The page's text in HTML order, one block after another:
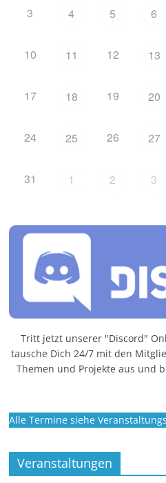
3 4 5 6
10 11 12 13
17 18 19 20
24 25 26 27
31 1 2 3
Tritt jetzt unserer "Discord"
tausche Dich 24/7 mit den
Themen und Projekte aus und
Alle Termine siehe
Veranstaltungen